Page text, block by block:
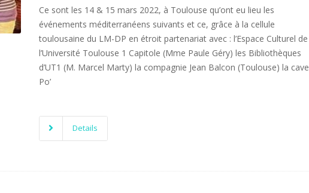
Ce sont les 14 & 15 mars 2022, à Toulouse qu’ont eu lieu les
événements méditerranéens suivants et ce, grâce à la cellule
toulousaine du LM-DP en étroit partenariat avec : l’Espace Culturel de
l’Université Toulouse 1 Capitole (Mme Paule Géry) les Bibliothèques
d’UT1 (M. Marcel Marty) la compagnie Jean Balcon (Toulouse) la cave
Po’
Details